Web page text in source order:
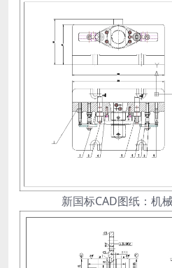
新国标CAD图纸：机